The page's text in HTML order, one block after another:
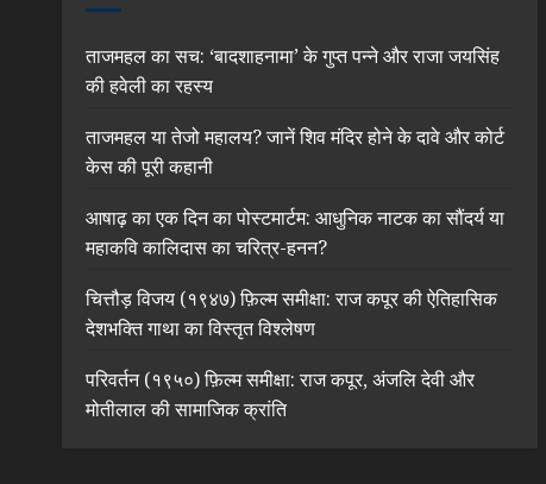
ताजमहल का सच: ‘बादशाहनामा’ के गुप्त पन्ने और राजा जयसिंह
की हवेली का रहस्य
ताजमहल या तेजो महालय? जानें शिव मंदिर होने के दावे और कोर्ट
केस की पूरी कहानी
आषाढ़ का एक दिन का पोस्टमार्टम: आधुनिक नाटक का सौंदर्य या
महाकवि कालिदास का चरित्र-हनन?
चित्तौड़ विजय (१९४७) फ़िल्म समीक्षा: राज कपूर की ऐतिहासिक
देशभक्ति गाथा का विस्तृत विश्लेषण
परिवर्तन (१९५०) फ़िल्म समीक्षा: राज कपूर, अंजलि देवी और
मोतीलाल की सामाजिक क्रांति